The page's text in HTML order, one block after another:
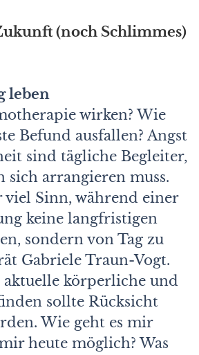
(noch Schlimmes)
leben
wirken? Wie
Befund ausfallen? Angst
sind tägliche Begleiter,
sich arrangieren muss.
viel Sinn, während einer
keine langfristigen
sondern von Tag zu
Gabriele Traun-Vogt.
aktuelle körperliche und
sollte Rücksicht
Wie geht es mir
heute möglich? Was